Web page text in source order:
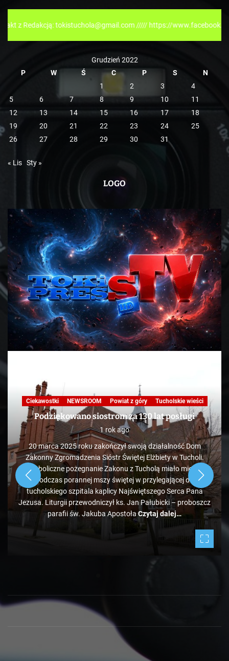
i
e
tokistuchola@gmail.com ///// https://www.facebook.com/
Grudzień 2022
P
W Ś C P S
N
1
2 3
4
5
6 7 8 9 10
11
12
13 14 15 16 17
18
19
20 21 22 23 24
25
26
27 28 29 30 31
« Lis Sty »
LOGO
Ciekawostki NEWSROOM Powiat z góry Tucholskie wieści
Podziękowano siostrom za 130 lat posługi
1 rok ago
20 marca 2025 roku zakończył swoją działalność Dom
Zakonny Zgromadzenia Sióstr Świętej Elżbiety w Tucholi.
Symboliczne pożegnanie Zakonu z Tucholą miało miejsce
podczas porannej mszy świętej w przylegającej do
tucholskiego szpitala kaplicy Najświętszego Serca Pana
Jezusa. Liturgii przewodniczył ks. Jan Pałubicki – proboszcz
parafii św. Jakuba ApostołaCzytaj dalej…